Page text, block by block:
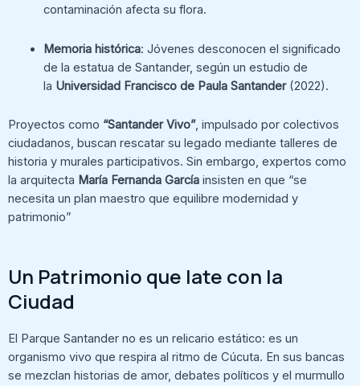
contaminación afecta su flora.
Memoria histórica: Jóvenes desconocen el significado
de la estatua de Santander, según un estudio de
la Universidad Francisco de Paula Santander(2022).
Proyectos como “Santander Vivo”, impulsado por colectivos
ciudadanos, buscan rescatar su legado mediante talleres de
historia y murales participativos. Sin embargo, expertos como
la arquitecta María Fernanda García insisten en que “se
necesita un plan maestro que equilibre modernidad y
patrimonio”
Un Patrimonio que late con la
Ciudad
El Parque Santander no es un relicario estático: es un
organismo vivo que respira al ritmo de Cúcuta. En sus bancas
se mezclan historias de amor, debates políticos y el murmullo